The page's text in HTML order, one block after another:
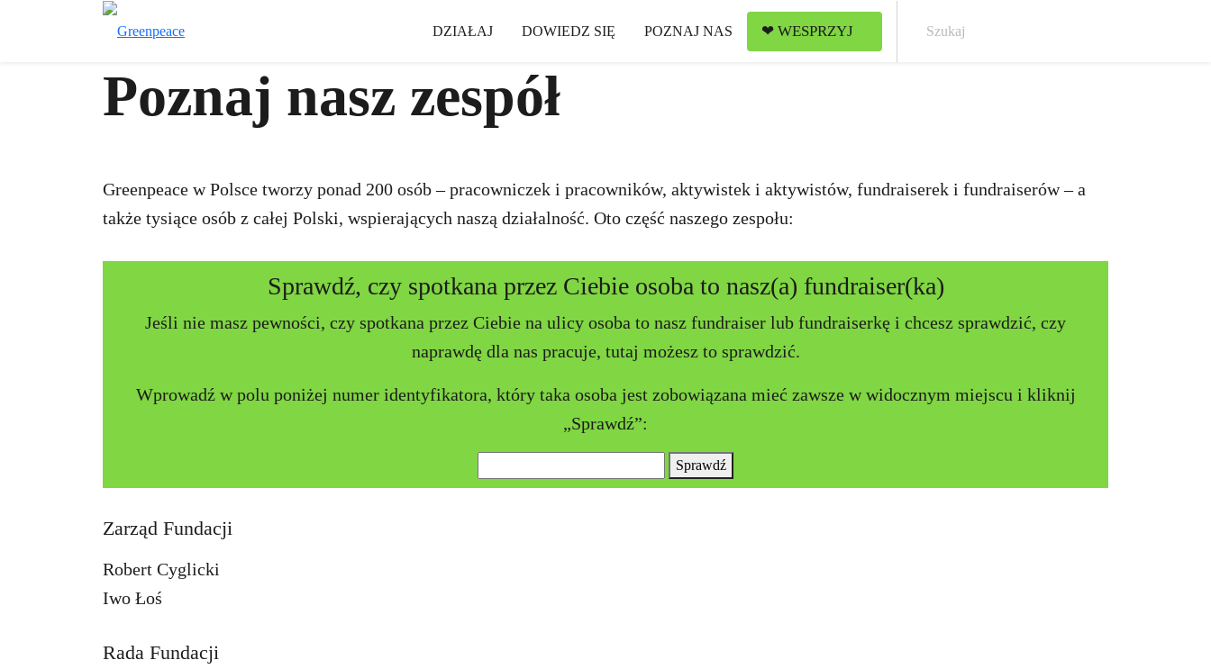
DZIAŁAJ DOWIEDZ SIĘ POZNAJ NAS ❤ WESPRZYJ
Poznaj nasz zespół
Greenpeace w Polsce tworzy ponad 200 osób – pracowniczek i pracowników, aktywistek i aktywistów, fundraiserek i fundraiserów – a
także tysiące osób z całej Polski, wspierających naszą działalność. Oto część naszego zespołu:
Sprawdź, czy spotkana przez Ciebie osoba to nasz(a) fundraiser(ka)
Jeśli nie masz pewności, czy spotkana przez Ciebie na ulicy osoba to nasz fundraiser lub fundraiserkę i chcesz sprawdzić, czy
naprawdę dla nas pracuje, tutaj możesz to sprawdzić.
Wprowadź w polu poniżej numer identyfikatora, który taka osoba jest zobowiązana mieć zawsze w widocznym miejscu i kliknij
„Sprawdź”:
Sprawdź
Zarząd Fundacji
Robert Cyglicki
Iwo Łoś
Rada Fundacji